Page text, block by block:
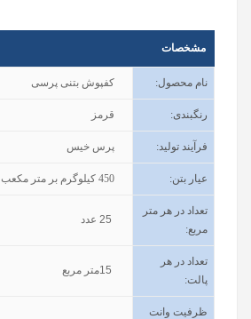
مشخصات
نام محصول: کفپوش بتنی پرسی
رنگبندی: قرمز
فرآیند تولید: پرس خیس
عیار بتن:
450 کیلوگرم بر متر مکعب
تعداد در هر متر
مربع:
25 عدد
تعداد در هر
پالت:
15متر مربع
ظرفیت وانت